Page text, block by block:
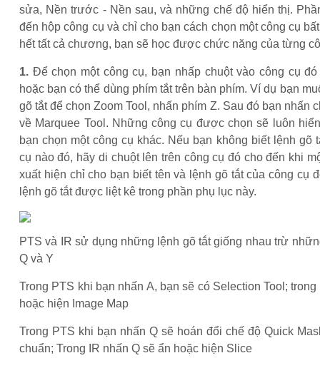
sửa, Nền trước - Nền sau, và những chế độ hiển thị.
đến hộp công cụ và chỉ cho bạn cách chọn một công cụ
hết tất cả chương, bạn sẽ học được chức năng của từng
1. Để chọn một công cụ, bạn nhấp chuột vào công cụ
hoặc bạn có thể dùng phím tắt trên bàn phím. Ví dụ bạn
gõ tắt để chọn Zoom Tool, nhấn phím Z. Sau đó bạn nhấn
về Marquee Tool. Những công cụ được chọn sẽ luôn
bạn chọn một công cụ khác. Nếu bạn không biết lệnh gõ
cụ nào đó, hãy di chuột lên trên công cụ đó cho đến khi
xuất hiện chỉ cho bạn biết tên và lệnh gõ tắt của công cụ
lệnh gõ tắt được liệt kê trong phần phụ lục này.
PTS và IR sử dụng những lệnh gõ tắt giống nhau trừ
Q và Y
Trong PTS khi bạn nhấn A, bạn sẽ có Selection Tool; trong
hoặc hiện Image Map
Trong PTS khi bạn nhấn Q sẽ hoán đổi chế độ Quick
chuẩn; Trong IR nhấn Q sẽ ẩn hoặc hiện Slice